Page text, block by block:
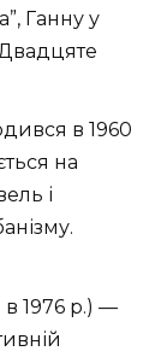
Ганну у
в 1960
на
і
1976 р.) —